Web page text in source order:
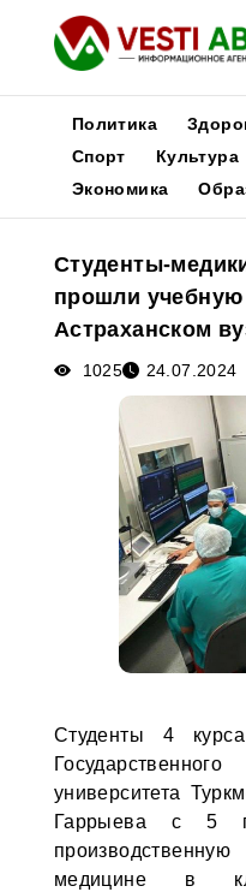
Новости
Медиа
Афиша
Политика
Спорт
Культура
Экономика
Студенты-
прошли учебную
Астраханском
1025 24.07.2024
Студенты 4 курса
университета
Гаррыева с 5
медицине в